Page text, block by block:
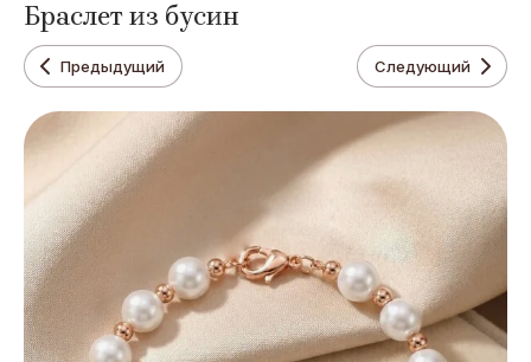
Браслет из бусин
Предыдущий Следующий